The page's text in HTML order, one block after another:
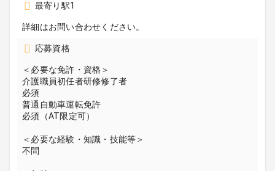
最寄り駅1
詳細はお問い合わせください。
応募資格
＜必要な免許・資格＞
介護職員初任者研修修了者
必須
普通自動車運転免許
必須（AT限定可）
＜必要な経験・知識・技能等＞
不問